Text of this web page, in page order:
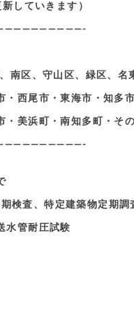
していきます）
区、守山区、緑区、名
西尾市・東海市・知多
・美浜町・南知多町・そ
検査、特定建築物定期調
水管耐圧試験